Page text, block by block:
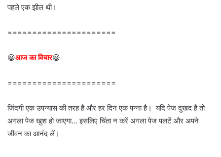
पहले एक झील थी।
======================
😀आज का विचार😀
======================
जिंदगी एक उपन्यास की तरह है और हर दिन एक पन्ना है। यदि पेज दुखद है तो
अगला पेज खुश हो जाएगा… इसलिए चिंता न करें अगला पेज पलटें और अपने
जीवन का आनंद लें।